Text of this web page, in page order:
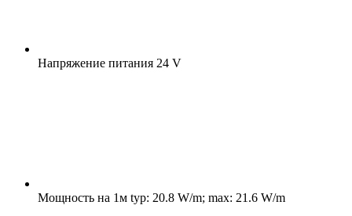
Напряжение питания 24 V
Мощность на 1м typ: 20.8 W/m; max: 21.6 W/m